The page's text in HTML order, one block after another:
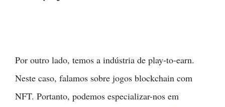
Por outro lado, temos a indústria de play-to-earn.
Neste caso, falamos sobre jogos blockchain com
NFT. Portanto, podemos especializar-nos em